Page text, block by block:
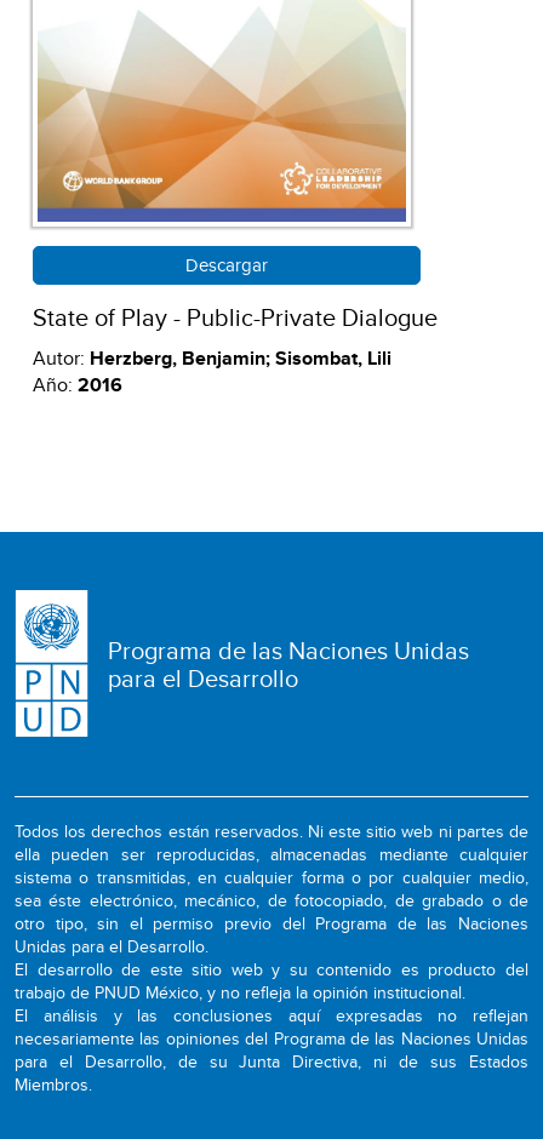
Descargar
State of Play - Public-Private Dialogue
Autor: Herzberg, Benjamin; Sisombat, Lili
Año: 2016
Programa de las Naciones Unidas
para el Desarrollo
Todos los derechos están reservados. Ni este sitio web ni partes de
ella pueden ser reproducidas, almacenadas mediante cualquier
sistema o transmitidas, en cualquier forma o por cualquier medio,
sea éste electrónico, mecánico, de fotocopiado, de grabado o de
otro tipo, sin el permiso previo del Programa de las Naciones
Unidas para el Desarrollo.
El desarrollo de este sitio web y su contenido es producto del
trabajo de PNUD México, y no refleja la opinión institucional.
El análisis y las conclusiones aquí expresadas no reflejan
necesariamente las opiniones del Programa de las Naciones Unidas
para el Desarrollo, de su Junta Directiva, ni de sus Estados
Miembros.